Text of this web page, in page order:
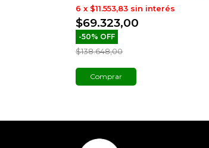
$69.323,00
-50% OFF
$138.648,00
6 x $11.553,83 sin interés
Comprar